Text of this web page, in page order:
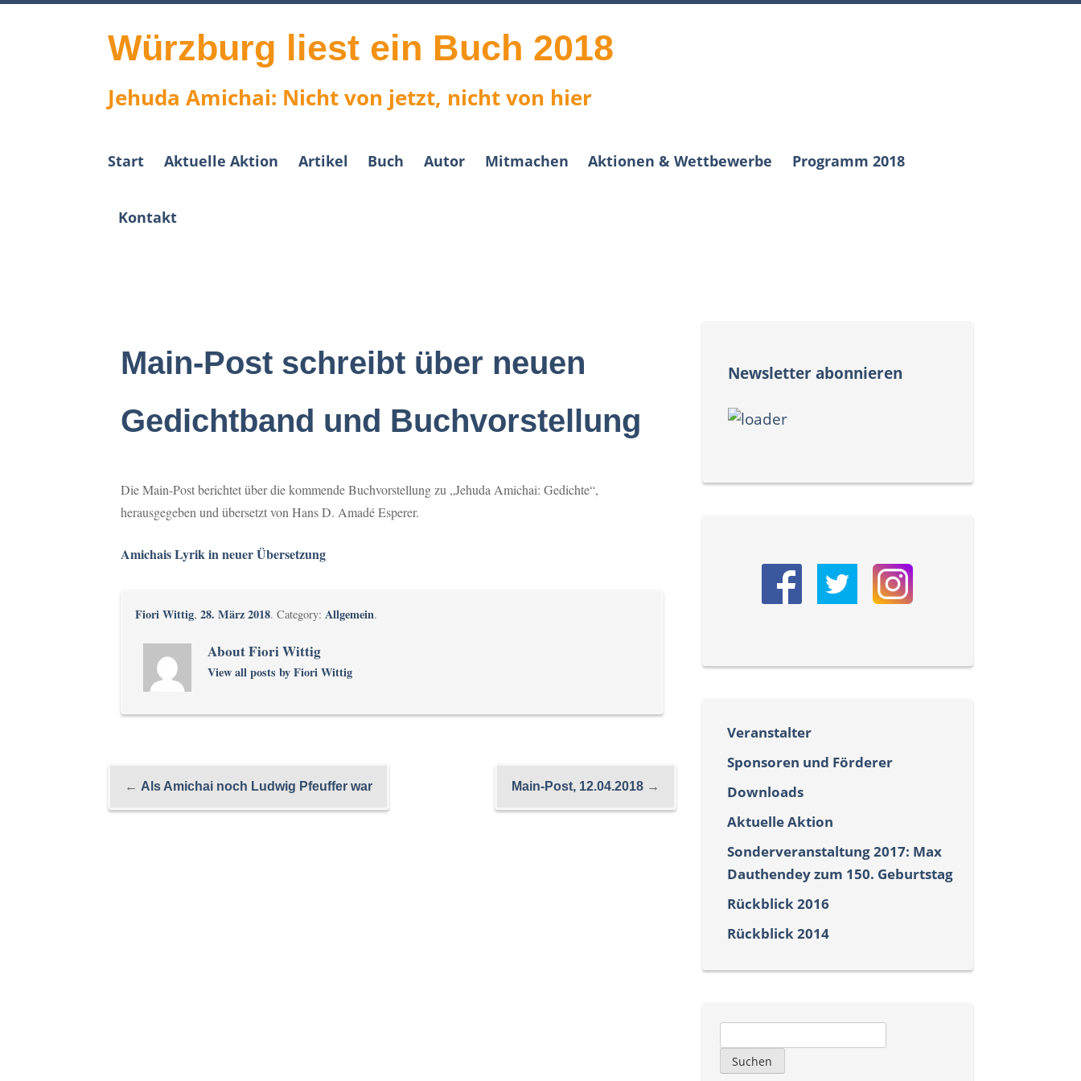
Skip
Würzburg liest ein Buch 2018
Jehuda Amichai: Nicht von jetzt, nicht von hier
Start Aktuelle Aktion Artikel Buch Autor Mitmachen Aktionen & Wettbewerbe Programm 2018
Kontakt
Main-Post schreibt über neuen
Gedichtband und Buchvorstellung
Die Main-Post berichtet über die kommende Buchvorstellung zu „Jehuda Amichai: Gedichte“,
herausgegeben und übersetzt von Hans D. Amadé Esperer.
Amichais Lyrik in neuer Übersetzung
Fiori Wittig,28. März 2018. Category: Allgemein.
About Fiori Wittig
View all posts by Fiori Wittig
Main-Post, 12.04.2018→
← Als Amichai noch Ludwig Pfeuffer war
Newsletter abonnieren
Veranstalter
Sponsoren und Förderer
Downloads
Aktuelle Aktion
Sonderveranstaltung 2017: Max
Dauthendey zum 150. Geburtstag
Rückblick 2016
Rückblick 2014
nach: